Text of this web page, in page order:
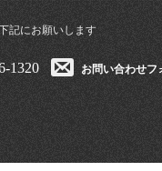
記にお願いします
1320 お問い合わせフ